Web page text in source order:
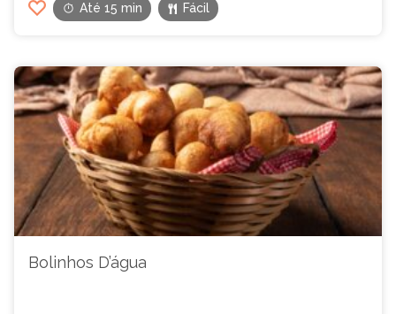
Até 15 min Fácil
Bolinhos D’água